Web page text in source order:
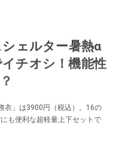
ェルター暑熱α
チオシ！機能性
衣」は3900円（税込）。16の
も便利な超軽量上下セットで